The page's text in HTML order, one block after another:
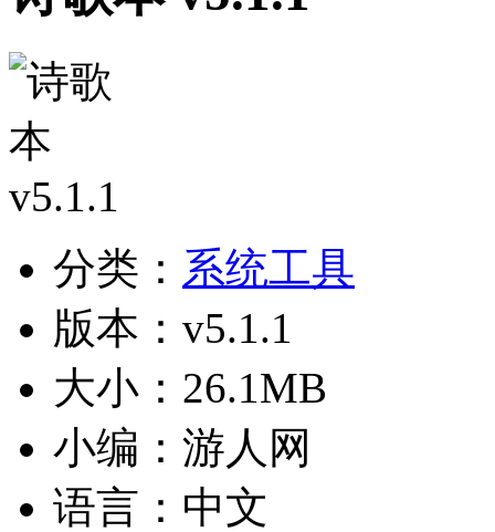
分类： 系统工具
版本：v5.1.1
大小：26.1MB
小编：游人网
语言：中文